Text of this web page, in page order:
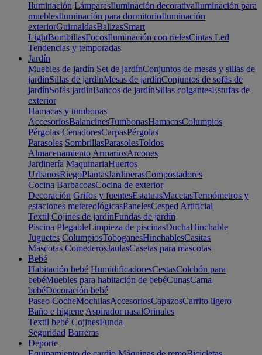
Iluminación LámparasIluminación decorativaIluminación para
mueblesIluminación para dormitorioIluminación
exteriorGuirnaldasBalizasSmart
LightBombillasFocosIluminación con rielesCintas Led
Tendencias y temporadas
Jardín
Muebles de jardín Set de jardínConjuntos de mesas y sillas de
jardínSillas de jardínMesas de jardínConjuntos de sofás de
jardínSofás jardínBancos de jardínSillas colgantesEstufas de
exterior
Hamacas y tumbonas
AccesoriosBalancinesTumbonasHamacasColumpios
Pérgolas CenadoresCarpasPérgolas
Parasoles SombrillasParasolesToldos
Almacenamiento ArmariosArcones
Jardinería MaquinariaHuertos
UrbanosRiegoPlantasJardinerasCompostadores
Cocina BarbacoasCocina de exterior
Decoración Grifos y fuentesEstatuasMacetasTermómetros y
estaciones metereológicasPanelesCesped Artificial
Textil Cojines de jardínFundas de jardín
Piscina PlegableLimpieza de piscinasDuchaHinchable
Juguetes ColumpiosToboganesHinchablesCasitas
Mascotas ComederosJaulasCasetas para mascotas
Bebé
Habitación bebé HumidificadoresCestasColchón para
bebéMuebles para habitación de bebéCunasCama
bebéDecoración bebé
Paseo CocheMochilasAccesoriosCapazosCarrito ligero
Baño e higiene Aspirador nasalOrinales
Textil bebé CojinesFunda
Seguridad Barreras
Deporte